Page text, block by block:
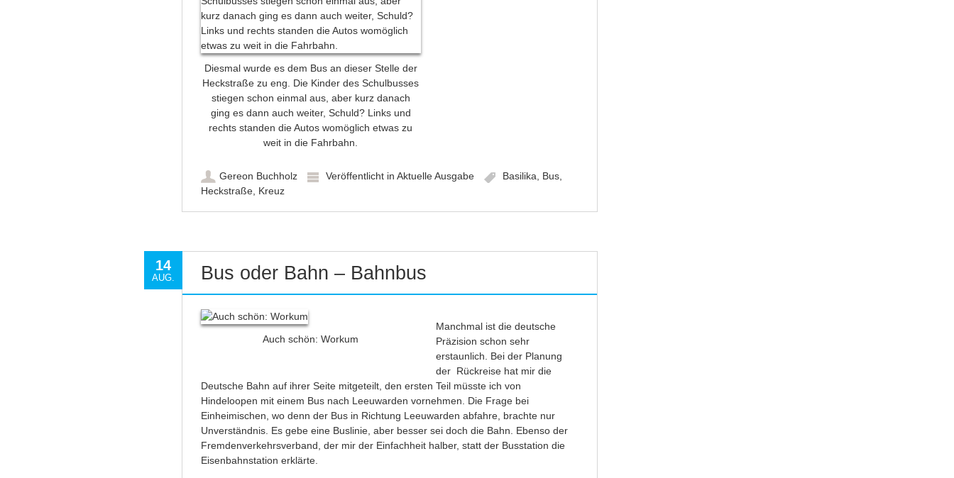
Diesmal wurde es dem Bus an dieser Stelle der
Heckstraße zu eng. Die Kinder des Schulbusses
stiegen schon einmal aus, aber kurz danach
ging es dann auch weiter, Schuld? Links und
rechts standen die Autos womöglich etwas zu
weit in die Fahrbahn.
Gereon Buchholz Veröffentlicht in Aktuelle Ausgabe Basilika Bus,
Heckstraße, Kreuz
14
AUG. Bus oder Bahn – Bahnbus
Auch schön: Workum
Manchmal ist die deutsche
Präzision schon sehr
erstaunlich. Bei der Planung
der Rückreise hat mir die
Deutsche Bahn auf ihrer Seite mitgeteilt, den ersten Teil müsste ich von
Hindeloopen mit einem Bus nach Leeuwarden vornehmen. Die Frage bei
Einheimischen, wo denn der Bus in Richtung Leeuwarden abfahre, brachte nur
Unverständnis. Es gebe eine Buslinie, aber besser sei doch die Bahn. Ebenso der
Fremdenverkehrsverband, der mir der Einfachheit halber, statt der Busstation die
Eisenbahnstation erklärte.